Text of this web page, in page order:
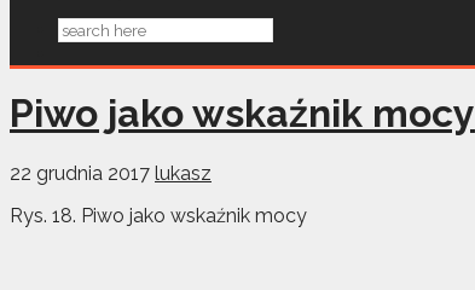
Piwo jako wskaźnik mocy
22 grudnia 2017 lukasz
Rys. 18. Piwo jako wskaźnik mocy